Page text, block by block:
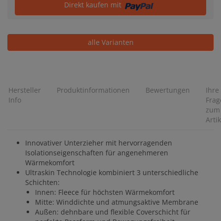
Direkt kaufen mit
alle Varianten
Hersteller
Info
Produktinformationen Bewertungen
Ihre
zum
Innovativer Unterzieher mit hervorragenden
Isolationseigenschaften für angenehmeren
Wärmekomfort
Ultraskin Technologie kombiniert 3 unterschiedliche
Schichten:
Innen: Fleece für höchsten Wärmekomfort
Mitte: Winddichte und atmungsaktive Membrane
Außen: dehnbare und flexible Coverschicht für